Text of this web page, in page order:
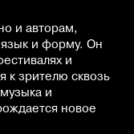
и авторам,
и форму. Он
и
зрителю сквозь
и
новое